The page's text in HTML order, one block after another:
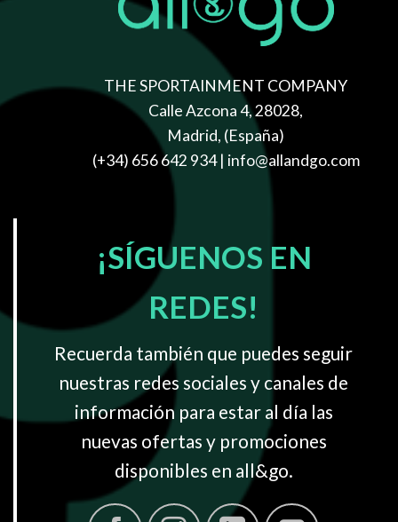
THE SPORTAINMENT COMPANY
Calle Azcona 4, 28028,
Madrid, (España)
(+34) 656 642 934| info@allandgo.com
¡SÍGUENOS EN
REDES!
Recuerda también que puedes seguir
nuestras redes sociales y canales de
información para estar al día las
nuevas ofertas y promociones
disponibles en all&go.